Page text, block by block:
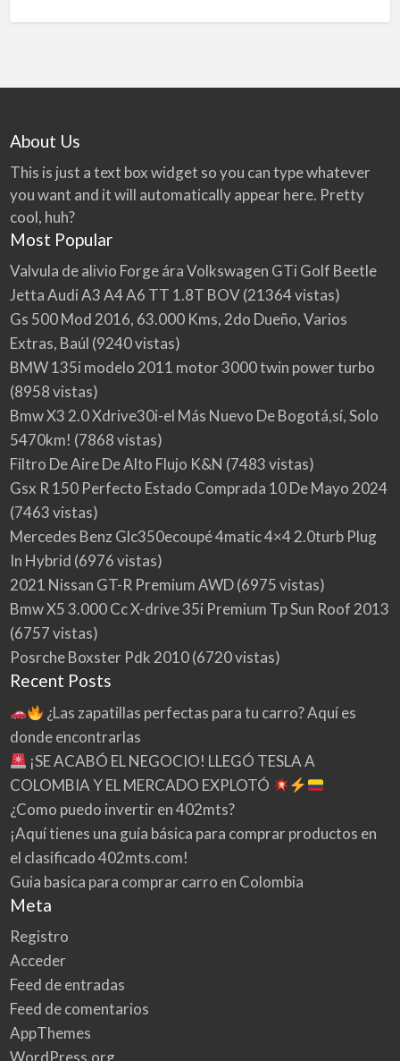
About Us
This is just a text box widget so you can type whatever
you want and it will automatically appear here. Pretty
cool, huh?
Most Popular
Valvula de alivio Forge ára Volkswagen GTi Golf Beetle
Jetta Audi A3 A4 A6 TT 1.8T BOV(21364 vistas)
Gs 500 Mod 2016, 63.000 Kms, 2do Dueño, Varios
Extras, Baúl (9240 vistas)
BMW 135i modelo 2011 motor 3000 twin power turbo
(8958 vistas)
Bmw X3 2.0 Xdrive30i-el Más Nuevo De Bogotá,sí, Solo
5470km! (7868 vistas)
Filtro De Aire De Alto Flujo K&N (7483 vistas)
Gsx R 150 Perfecto Estado Comprada 10 De Mayo 2024
(7463 vistas)
Mercedes Benz Glc350ecoupé 4matic 4×4 2.0turb Plug
In Hybrid (6976 vistas)
2021 Nissan GT-R Premium AWD(6975 vistas)
Bmw X5 3.000 Cc X-drive 35i Premium Tp Sun Roof 2013
(6757 vistas)
Posrche Boxster Pdk 2010(6720 vistas)
Recent Posts
¿Las zapatillas perfectas para tu carro? Aquí es
donde encontrarlas
¡SE ACABÓ EL NEGOCIO! LLEGÓ TESLA A
COLOMBIA Y EL MERCADO EXPLOTÓ
¿Como puedo invertir en 402mts?
¡Aquí tienes una guía básica para comprar productos en
el clasificado 402mts.com!
Guia basica para comprar carro en Colombia
Meta
Registro
Acceder
Feed de entradas
Feed de comentarios
AppThemes